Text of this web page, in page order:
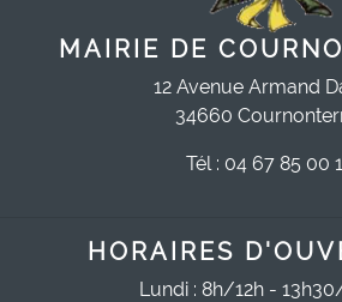
MAIRIE DE
12 Avenue Armand
34660
Tél : 04 67 85 00
HORAIRES
Lundi : 8h/12h -